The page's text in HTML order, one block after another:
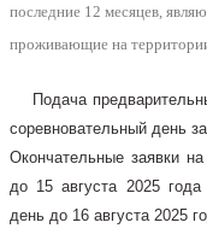
последние 12 месяцев,
проживающие на
Подача
соревновательный день
Окончательные заявки
до 15 августа 2025
день до 16 августа 2025